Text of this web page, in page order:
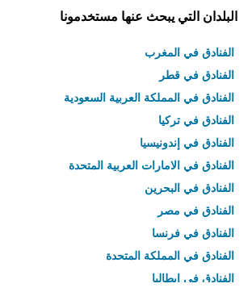
البلدان التي يبحث عنها مستخدمونا
الفنادق في المغرب
الفنادق في قطر
الفنادق في المملكة العربية السعودية
الفنادق في تركيا
الفنادق في إندونيسيا
الفنادق في الامارات العربية المتحدة
الفنادق في البحرين
الفنادق في مصر
الفنادق في فرنسا
الفنادق في المملكة المتحدة
الفنادق في إيطاليا